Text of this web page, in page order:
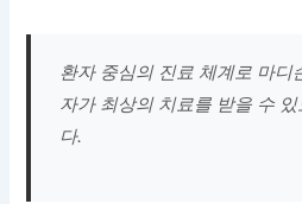
환자 중심의 진료 체계로 마디
자가 최상의 치료를 받을 수
다.